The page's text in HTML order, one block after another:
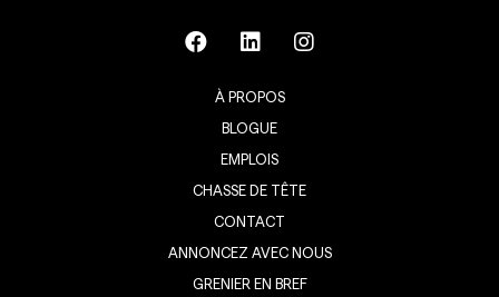
À PROPOS
BLOGUE
EMPLOIS
CHASSE DE TÊTE
CONTACT
ANNONCEZ AVEC NOUS
GRENIER EN BREF